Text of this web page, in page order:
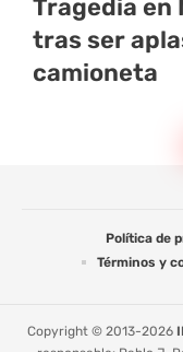
Tragedia en
tras ser
camioneta
Política de
Términos y
Copyright © 2013-2026